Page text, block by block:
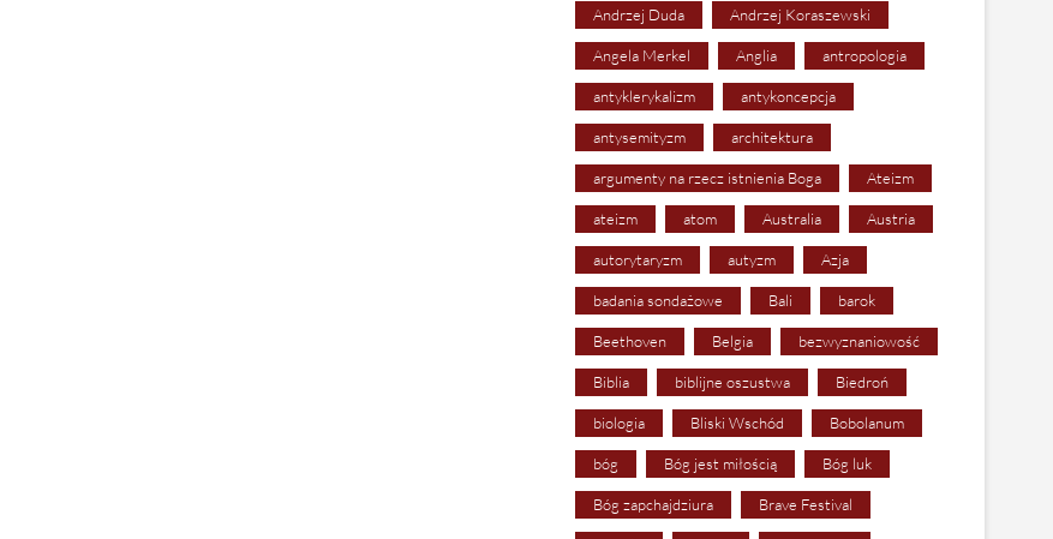
Andrzej Duda Andrzej Koraszewski
Angela Merkel Anglia antropologia
antyklerykalizm antykoncepcja
antysemityzm architektura
argumenty na rzecz istnienia Boga Ateizm
ateizm atom Australia Austria
autorytaryzm autyzm Azja
badania sondażowe Bali barok
Beethoven Belgia bezwyznaniowość
Biblia biblijne oszustwa Biedroń
biologia Bliski Wschód Bobolanum
bóg Bóg jest miłością Bóg luk
Bóg zapchajdziura Brave Festival